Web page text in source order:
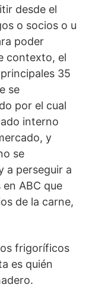
desde el
o socios o u
poder
contexto, el
35
se
por el cual
interno
y
se
a perseguir a
ABC que
de la carne,
frigoríficos
es quién